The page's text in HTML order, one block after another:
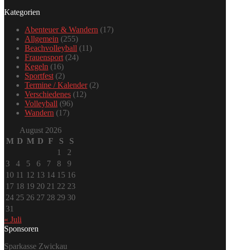
Kategorien
Abenteuer & Wandern (17)
Allgemein (255)
Beachvolleyball (11)
Frauensport(24)
Kegeln (16)
Sportfest(2)
Termine / Kalender(2)
Verschiedenes (12)
Volleyball (96)
Wandern (17)
August 2026
M D M D F S
S
1
2
3
4 5 6 7 8
9
10 11 12 13 14 15 16
17 18 19 20 21 22 23
24 25 26 27 28 29 30
31
« Juli
Sponsoren
Sparkasse Zwickau